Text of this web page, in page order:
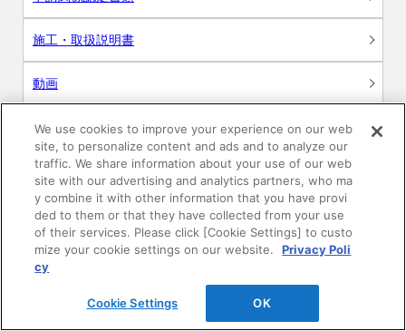
施工・取扱説明書
動画
シミュレーションツール
24時間換気システム〈エアスマート〉
簡易設計見積ソフト
R&Dセンター環境測定・分析サービス
商品マスター申し込み
We use cookies to improve your experience on our web
site, to personalize content and ads and to analyze our
traffic. We share information about your use of our web
site with our advertising and analytics partners, who ma
y combine it with other information that you have provi
ded to them or that they have collected from your use
of their services. Please click [Cookie Settings] to custo
mize your cookie settings on our website.
Privacy Poli
cy
Cookie Settings OK